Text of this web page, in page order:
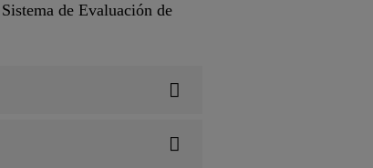
de Evaluación de